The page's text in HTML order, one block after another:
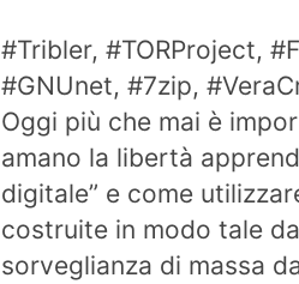
#Tribler, #TORProject,
#GNUnet, #7zip,
Oggi più che mai è
amano la libertà
digitale” e come
costruite in modo tale
sorveglianza di massa